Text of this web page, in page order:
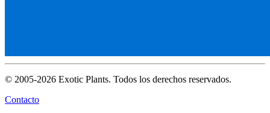
© 2005-2026 Exotic Plants. Todos los derechos reservados.
Contacto